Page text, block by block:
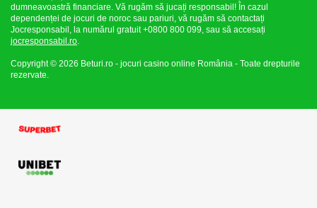
dumneavoastră financiare. Vă rugăm să jucați responsabil! În cazul
dependenței de jocuri de noroc sau pariuri, vă rugăm să contactați
Jocresponsabil, la numărul gratuit +0800 800 099, sau să accesați
jocresponsabil.ro.
Copyright © 2026 Beturi.ro - jocuri casino online România - Toate drepturile
rezervate.